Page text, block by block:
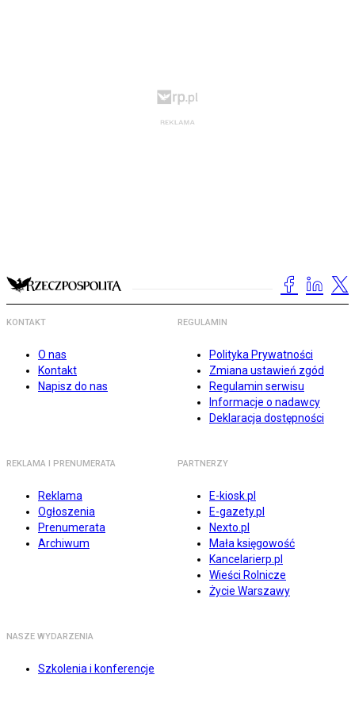
KONTAKT
O nas
Kontakt
Napisz do nas
REGULAMIN
Polityka Prywatności
Zmiana ustawień zgód
Regulamin serwisu
Informacje o nadawcy
Deklaracja dostępności
REKLAMA I PRENUMERATA
Reklama
Ogłoszenia
Prenumerata
Archiwum
PARTNERZY
E-kiosk.pl
E-gazety.pl
Nexto.pl
Mała księgowość
Kancelarierp.pl
Wieści Rolnicze
Życie Warszawy
NASZE WYDARZENIA
Szkolenia i konferencje